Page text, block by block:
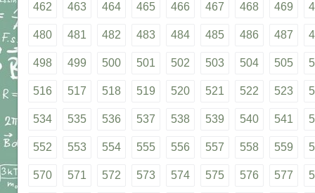
462 463 464 465 466 467 468 469
480 481 482 483 484 485 486 487
498 499 500 501 502 503 504 505
516 517 518 519 520 521 522 523
534 535 536 537 538 539 540 541
552 553 554 555 556 557 558 559
570 571 572 573 574 575 576 577